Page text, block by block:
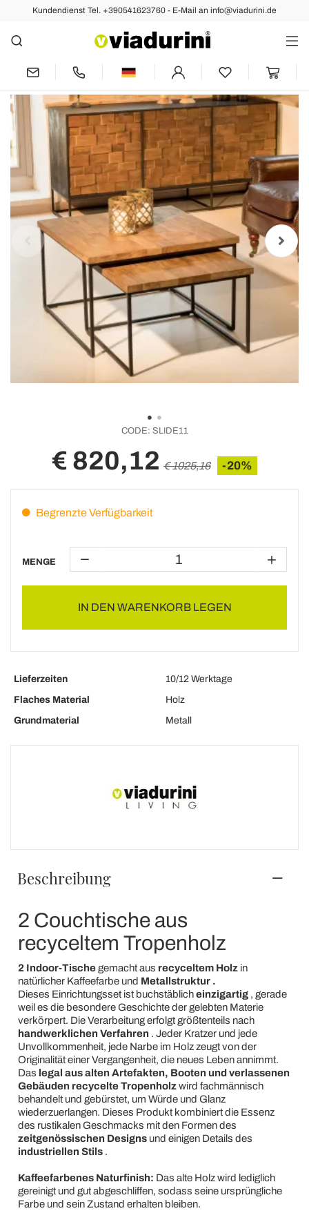
Kundendienst Tel. +390541623760 - E-Mail an info@viadurini.de
Zurück Vorher Nächste
2 Couchtische mit Platte aus recyceltem
Holz und Metallfuß - Slide
CODE: SLIDE11
€ 820,12 € 1025,16 -20%
Begrenzte Verfügbarkeit
MENGE
IN DEN WARENKORB LEGEN
Lieferzeiten
10/12 Werktage
Flaches Material
Holz
Grundmaterial
Metall
Beschreibung
2 Couchtische aus
recyceltem Tropenholz
2 Indoor-Tischegemacht aus recyceltem Holzin
natürlicher Kaffeefarbe und Metallstruktur .
Dieses Einrichtungsset ist buchstäblicheinzigartig, gerade
weil es die besondere Geschichte der gelebten Materie
verkörpert. Die Verarbeitung erfolgt größtenteils nach
handwerklichen Verfahren . Jeder Kratzer und jede
Unvollkommenheit, jede Narbe im Holz zeugt von der
Originalität einer Vergangenheit, die neues Leben annimmt.
Das legal aus alten Artefakten, Booten und verlassenen
Gebäuden recycelte Tropenholzwird fachmännisch
behandelt und gebürstet, um Würde und Glanz
wiederzuerlangen. Dieses Produkt kombiniert die Essenz
des rustikalen Geschmacks mit den Formen des
zeitgenössischen Designsund einigen Details des
industriellen Stils.
Kaffeefarbenes Naturfinish: Das alte Holz wird lediglich
gereinigt und gut abgeschliffen, sodass seine ursprüngliche
Farbe und sein Zustand erhalten bleiben.